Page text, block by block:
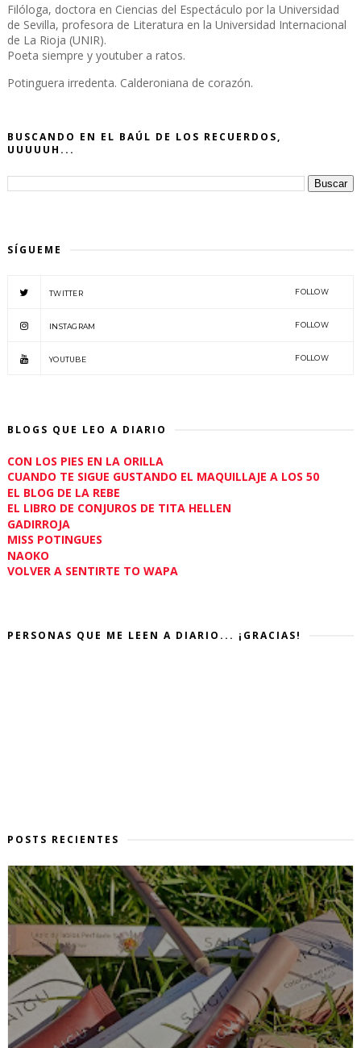
Filóloga, doctora en Ciencias del Espectáculo por la Universidad
de Sevilla, profesora de Literatura en la Universidad Internacional
de La Rioja (UNIR).
Poeta siempre y youtuber a ratos.
Potinguera irredenta. Calderoniana de corazón.
BUSCANDO EN EL BAÚL DE LOS RECUERDOS,
UUUUUH...
SÍGUEME
TWITTER FOLLOW
INSTAGRAM FOLLOW
YOUTUBE FOLLOW
BLOGS QUE LEO A DIARIO
CON LOS PIES EN LA ORILLA
CUANDO TE SIGUE GUSTANDO EL MAQUILLAJE A LOS 50
EL BLOG DE LA REBE
EL LIBRO DE CONJUROS DE TITA HELLEN
GADIRROJA
MISS POTINGUES
NAOKO
VOLVER A SENTIRTE TO WAPA
PERSONAS QUE ME LEEN A DIARIO... ¡GRACIAS!
POSTS RECIENTES